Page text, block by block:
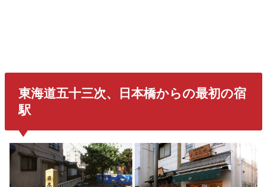
東海道五十三次、日本橋からの最初の宿
駅